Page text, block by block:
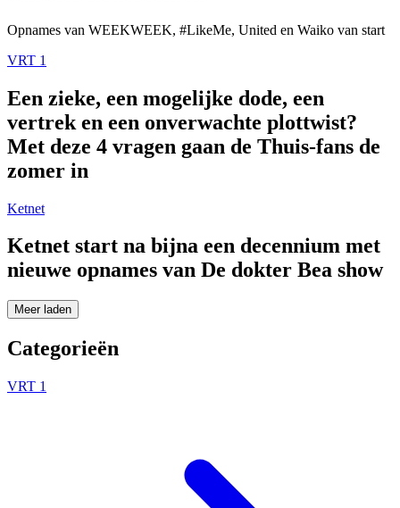
Opnames van WEEKWEEK, #LikeMe, United en Waiko van start
VRT 1
Een zieke, een mogelijke dode, een
vertrek en een onverwachte plottwist?
Met deze 4 vragen gaan de Thuis-fans de
zomer in
Ketnet
Ketnet start na bijna een decennium met
nieuwe opnames van De dokter Bea show
Meer laden
Categorieën
VRT 1